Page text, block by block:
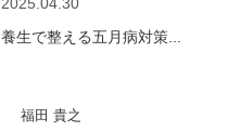
養生で整える五月病対策...
福田 貴之